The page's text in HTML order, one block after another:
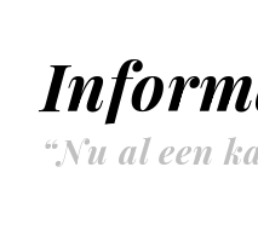
“Nu al een